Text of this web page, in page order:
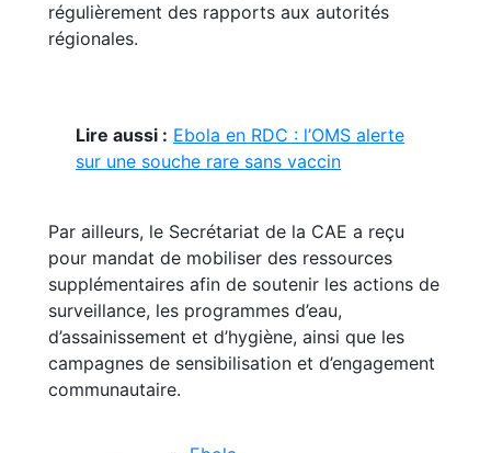
régulièrement des rapports aux autorités
régionales.
Lire aussi : Ebola en RDC : l’OMS alerte
sur une souche rare sans vaccin
Par ailleurs, le Secrétariat de la CAE a reçu
pour mandat de mobiliser des ressources
supplémentaires afin de soutenir les actions de
surveillance, les programmes d’eau,
d’assainissement et d’hygiène, ainsi que les
campagnes de sensibilisation et d’engagement
communautaire.